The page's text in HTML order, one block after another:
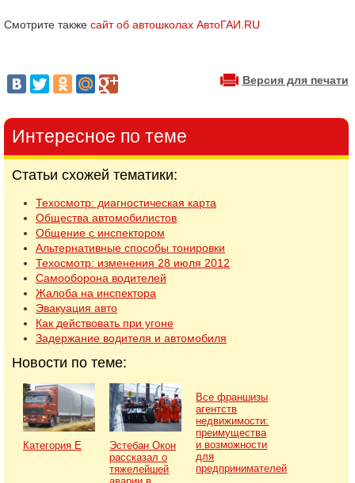
Смотрите также сайт об автошколах АвтоГАИ.RU
Версия для печати
Интересное по теме
Статьи схожей тематики:
Техосмотр: диагностическая карта
Общества автомобилистов
Общение с инспектором
Альтернативные способы тонировки
Техосмотр: изменения 28 июля 2012
Самооборона водителей
Жалоба на инспектора
Эвакуация авто
Как действовать при угоне
Задержание водителя и автомобиля
Новости по теме:
Категория Е
Эстебан Окон
рассказал о
тяжелейшей
Все франшизы
агентств
недвижимости:
преимущества
и возможности
для
предпринимателей